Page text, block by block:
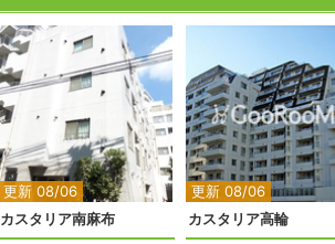
更新 08/06
カスタリア南麻布
更新 08/06
2
カスタリア高輪